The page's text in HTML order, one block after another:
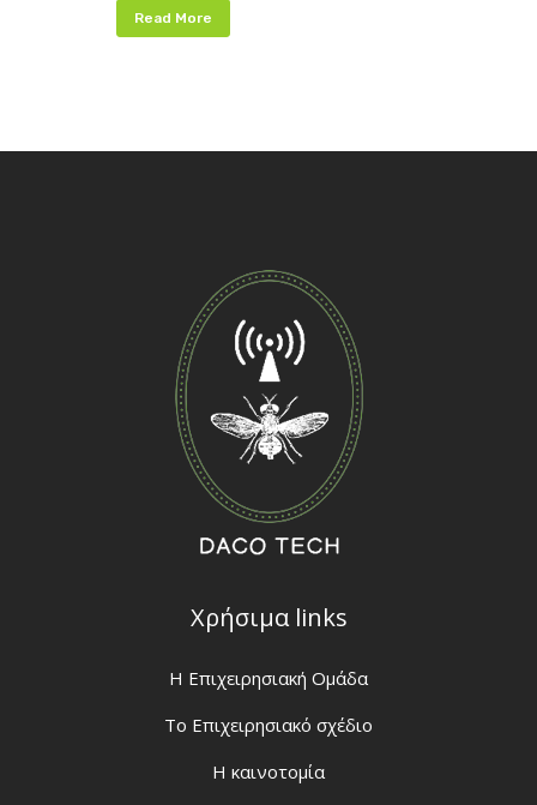
Read More
Χρήσιμα links
H Eπιχειρησιακή Ομάδα
Το Επιχειρησιακό σχέδιο
Η καινοτομία